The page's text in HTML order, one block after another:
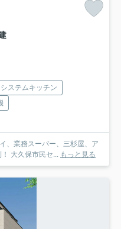
システムキッチン
、業務スーパー、三杉屋、ア
大久保市民セ... もっと見る